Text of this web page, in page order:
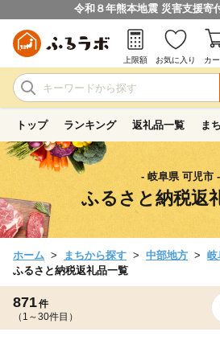
令和８年熊本地震 災害支援寄
上限額 お気に入り カ
トップ ランキング 返礼品一覧 ま
- 岐阜県 可児市 -
ふるさと納税返
ホーム まちから探す 中部地方
岐
ふるさと納税返礼品一覧
871件
（1～30件目）